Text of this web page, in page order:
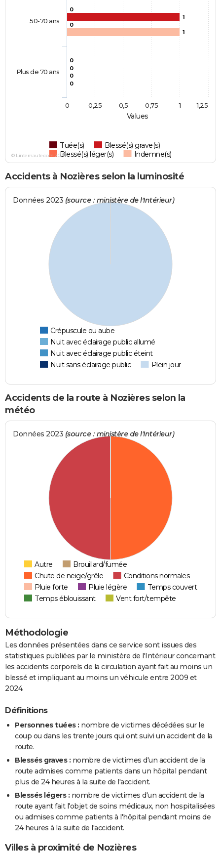
Values
0
0
1
0
0
0
1
0
Tuée(s)
Blessé(s) grave(s)
Blessé(s) léger(s)
Indemne(s)
50-70 ans
Plus de 70 ans
0 1
0,25 0,5 0,75 1,25
© Linternaute.com 2026
Accidents à Nozières selon la luminosité
Données 2023 (source : ministère de l'Intérieur)
Crépuscule ou aube
Nuit avec éclairage public allumé
Nuit avec éclairage public éteint
Nuit sans éclairage public
Plein jour
Accidents de la route à Nozières selon la
météo
Données 2023 (source : ministère de l'Intérieur)
Autre
Brouillard/fumée
Chute de neige/grêle
Conditions normales
Pluie forte
Pluie légère
Temps couvert
Temps éblouissant
Vent fort/tempête
Méthodologie
Les données présentées dans ce service sont issues des
statistiques publiées par le ministère de l'Intérieur concernant
les accidents corporels de la circulation ayant fait au moins un
blessé et impliquant au moins un véhicule entre 2009 et
2024.
Définitions
Personnes tuées : nombre de victimes décédées sur le
coup ou dans les trente jours qui ont suivi un accident de la
route.
Blessés graves : nombre de victimes d'un accident de la
route admises comme patients dans un hôpital pendant
plus de 24 heures à la suite de l'accident.
Blessés légers : nombre de victimes d'un accident de la
route ayant fait l'objet de soins médicaux, non hospitalisées
ou admises comme patients à l'hôpital pendant moins de
24 heures à la suite de l'accident.
Villes à proximité de Nozières